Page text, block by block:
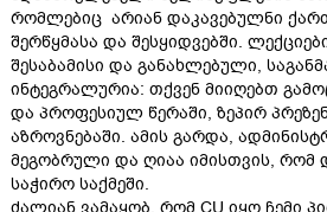
რომლებიც არიან დაკავებულნი
შერწყმასა და შესყიდვებში.
შესაბამისი და განახლებული,
ინტეგრალურია: თქვენ მიიღებთ
და პროფესიულ წერაში, ზეპირ
აზროვნებაში. ამის გარდა,
მეგობრული და ღიაა იმისთვის, რომ
საჭირო საქმეში.